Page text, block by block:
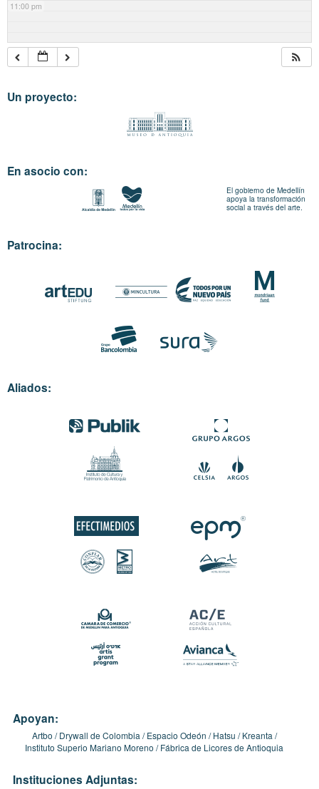
11:00 pm
Un proyecto:
En asocio con:
El gobierno de Medellín
apoya la transformación
social a través del arte.
Patrocina:
Aliados:
Apoyan:
Artbo Drywall de Colombia Espacio Odeón Hatsu
Kreanta
Instituto Superio Mariano Moreno
Fábrica de Licores de Antioquia
Instituciones Adjuntas: